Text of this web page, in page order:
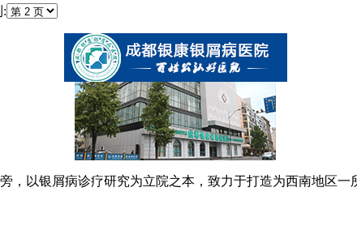
，以银屑病诊疗研究为立院之本，致力于打造为西南地区